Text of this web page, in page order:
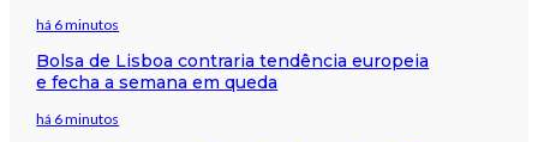
há 6 minutos
Bolsa de Lisboa contraria tendência europeia
e fecha a semana em queda
há 6 minutos